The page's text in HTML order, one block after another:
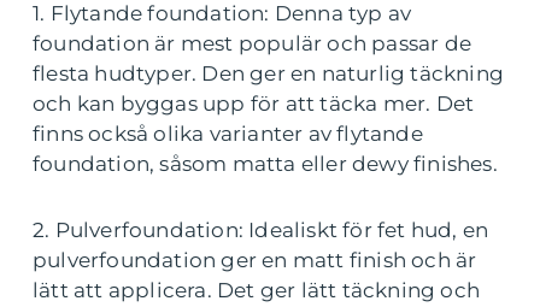
1. Flytande foundation: Denna typ av
foundation är mest populär och passar de
flesta hudtyper. Den ger en naturlig täckning
och kan byggas upp för att täcka mer. Det
finns också olika varianter av flytande
foundation, såsom matta eller dewy finishes.
2. Pulverfoundation: Idealiskt för fet hud, en
pulverfoundation ger en matt finish och är
lätt att applicera. Det ger lätt täckning och